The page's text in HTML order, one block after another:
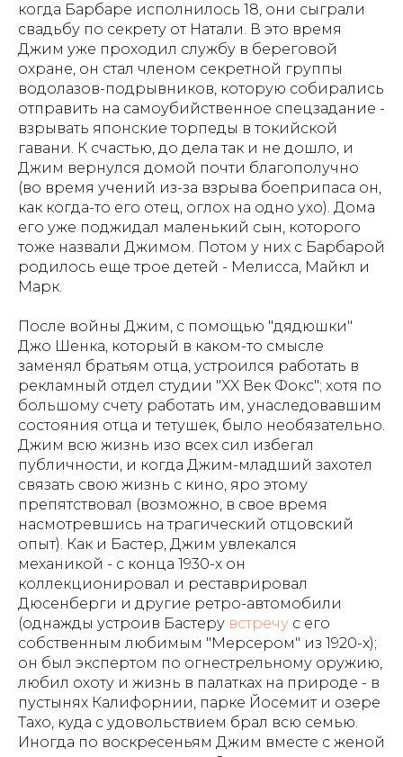
когда Барбаре исполнилось 18, они сыграли
свадьбу по секрету от Натали. В это время
Джим уже проходил службу в береговой
охране, он стал членом секретной группы
водолазов-подрывников, которую собирались
отправить на самоубийственное спецзадание -
взрывать японские торпеды в токийской
гавани. К счастью, до дела так и не дошло, и
Джим вернулся домой почти благополучно
(во время учений из-за взрыва боеприпаса он,
как когда-то его отец, оглох на одно ухо). Дома
его уже поджидал маленький сын, которого
тоже назвали Джимом. Потом у них с Барбарой
родилось еще трое детей - Мелисса, Майкл и
Марк.
После войны Джим, с помощью "дядюшки"
Джо Шенка, который в каком-то смысле
заменял братьям отца, устроился работать в
рекламный отдел студии "XX Век Фокс"; хотя по
большому счету работать им, унаследовавшим
состояния отца и тетушек, было необязательно.
Джим всю жизнь изо всех сил избегал
публичности, и когда Джим-младший захотел
связать свою жизнь с кино, яро этому
препятствовал (возможно, в свое время
насмотревшись на трагический отцовский
опыт). Как и Бастер, Джим увлекался
механикой - с конца 1930-х он
коллекционировал и реставрировал
Дюсенберги и другие ретро-автомобили
(однажды устроив Бастеру встречу с его
собственным любимым "Мерсером" из 1920-х);
он был экспертом по огнестрельному оружию,
любил охоту и жизнь в палатках на природе - в
пустынях Калифорнии, парке Йосемит и озере
Тахо, куда с удовольствием брал всю семью.
Иногда по воскресеньям Джим вместе с женой